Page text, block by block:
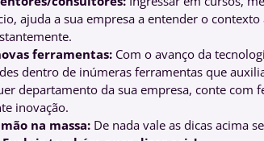
ajuda a sua empresa a entender o
ferramentas: Com o avanço da
dentro de inúmeras ferramentas que
departamento da sua empresa, conte com
inovação.
na massa: De nada vale as dicas acima